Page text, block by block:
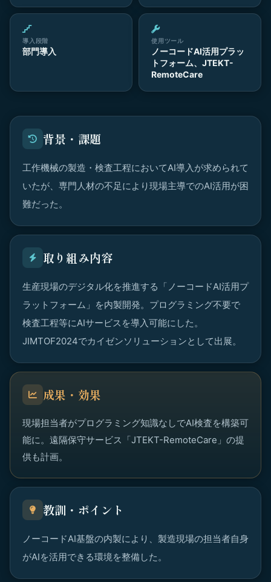
導入段階
部門導入
使用ツール
ノーコードAI活用プラッ
トフォーム、JTEKT-
RemoteCare
背景・課題
工作機械の製造・検査工程においてAI導入が求められて
いたが、専門人材の不足により現場主導でのAI活用が困
難だった。
取り組み内容
生産現場のデジタル化を推進する「ノーコードAI活用プ
ラットフォーム」を内製開発。プログラミング不要で
検査工程等にAIサービスを導入可能にした。
JIMTOF2024でカイゼンソリューションとして出展。
成果・効果
現場担当者がプログラミング知識なしでAI検査を構築可
能に。遠隔保守サービス「JTEKT-RemoteCare」の提
供も計画。
教訓・ポイント
ノーコードAI基盤の内製により、製造現場の担当者自身
がAIを活用できる環境を整備した。